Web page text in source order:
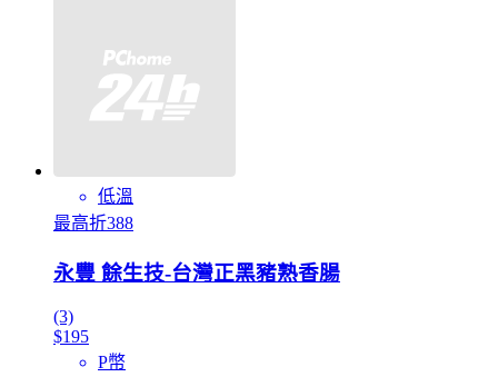
低溫
最高折388
永豐 餘生技-台灣正黑豬熟香腸
(3)
$195
P幣